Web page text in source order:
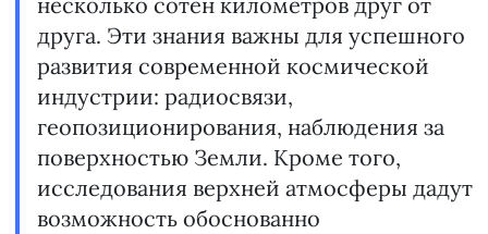
друга. Эти знания важны для успешного
развития современной космической
индустрии: радиосвязи,
геопозиционирования, наблюдения за
поверхностью Земли. Кроме того,
исследования верхней атмосферы дадут
возможность обоснованно